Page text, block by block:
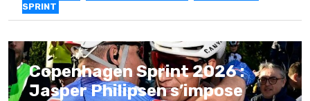
SPRINT
Copenhagen Sprint 2026 :
Jasper Philipsen s’impose